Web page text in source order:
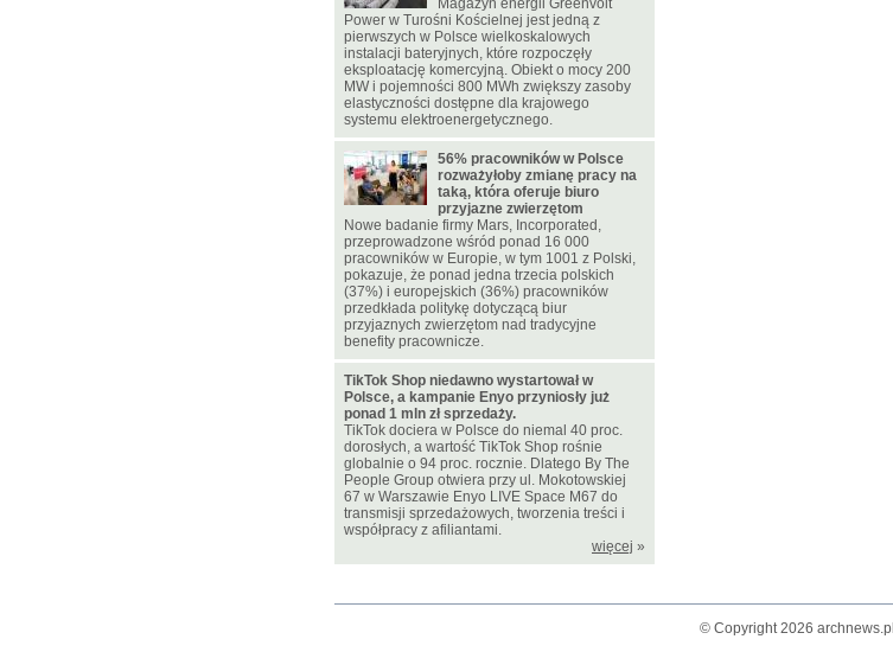
Magazyn energii Greenvolt
Power w Turośni Kościelnej jest jedną z
pierwszych w Polsce wielkoskalowych
instalacji bateryjnych, które rozpoczęły
eksploatację komercyjną. Obiekt o mocy 200
MW i pojemności 800 MWh zwiększy zasoby
elastyczności dostępne dla krajowego
systemu elektroenergetycznego.
56% pracowników w Polsce
rozważyłoby zmianę pracy na
taką, która oferuje biuro
przyjazne zwierzętom
Nowe badanie firmy Mars, Incorporated,
przeprowadzone wśród ponad 16 000
pracowników w Europie, w tym 1001 z Polski,
pokazuje, że ponad jedna trzecia polskich
(37%) i europejskich (36%) pracowników
przedkłada politykę dotyczącą biur
przyjaznych zwierzętom nad tradycyjne
benefity pracownicze.
TikTok Shop niedawno wystartował w
Polsce, a kampanie Enyo przyniosły już
ponad 1 mln zł sprzedaży.
TikTok dociera w Polsce do niemal 40 proc.
dorosłych, a wartość TikTok Shop rośnie
globalnie o 94 proc. rocznie. Dlatego By The
People Group otwiera przy ul. Mokotowskiej
67 w Warszawie Enyo LIVE Space M67 do
transmisji sprzedażowych, tworzenia treści i
współpracy z afiliantami.
więcej »
© Copyright 2026 archnews.pl